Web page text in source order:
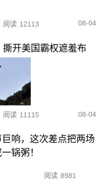
阅读 12113 08-04
撕开美国霸权遮羞布
阅读 11115 08-04
巨响，这次差点把两场
锅粥！
阅读 8981